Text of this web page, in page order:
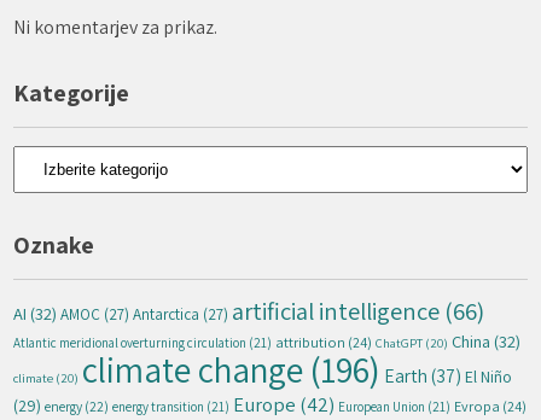
Ni komentarjev za prikaz.
Kategorije
Kategorije
Oznake
AI (32) AMOC (27) Antarctica (27) artificial intelligence (66)
Atlantic meridional overturning circulation (21) attribution (24) ChatGPT (20) China (32)
climate (20) climate change (196) Earth (37) El Niño
(29) energy (22) energy transition (21) Europe (42) European Union (21) Evropa (24)